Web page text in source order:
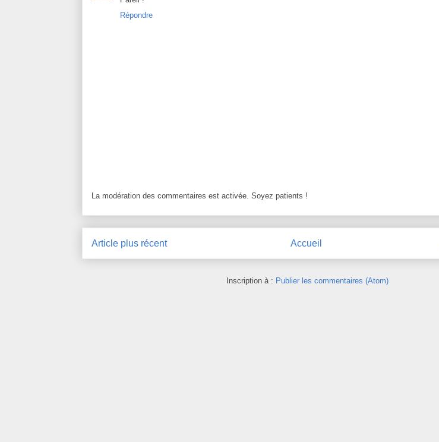
Répondre
La modération des commentaires est activée. Soyez patients !
Article plus récent Accueil
Inscription à : Publier les commentaires (Atom)